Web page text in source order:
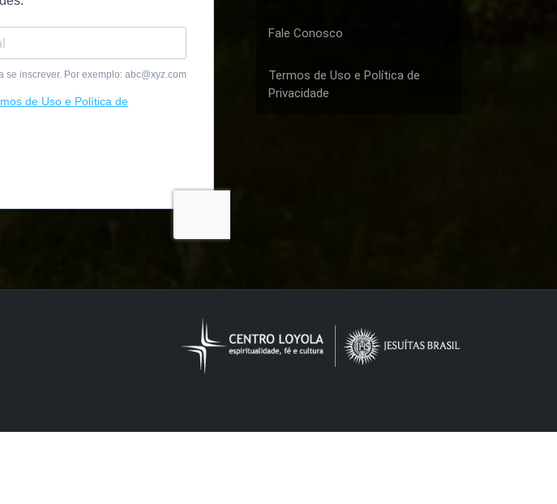
Fale Conosco
Termos de Uso e Política de
Privacidade